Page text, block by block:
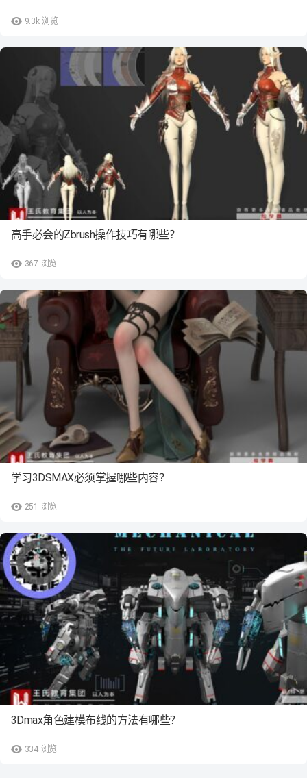
9.3k 浏览
367 浏览
高手必会的Zbrush操作技巧有哪些？
251 浏览
学习3DSMAX必须掌握哪些内容？
334 浏览
3Dmax角色建模布线的方法有哪些？